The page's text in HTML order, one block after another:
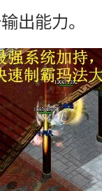
出能力。